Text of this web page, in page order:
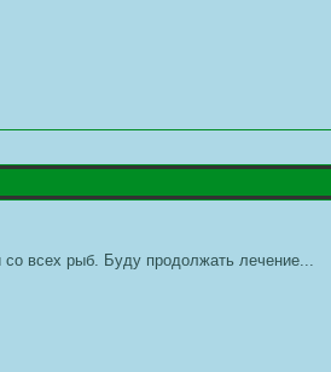
всех рыб. Буду продолжать лечение...